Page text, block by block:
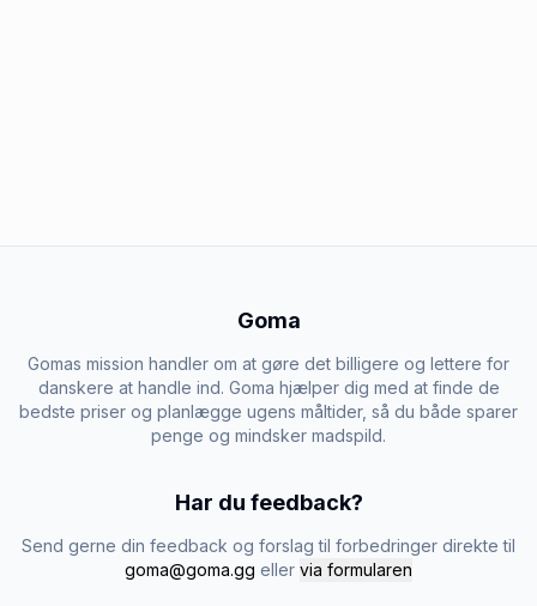
Goma
Gomas mission handler om at gøre det billigere og lettere for
danskere at handle ind. Goma hjælper dig med at finde de
bedste priser og planlægge ugens måltider, så du både sparer
penge og mindsker madspild.
Har du feedback?
Send gerne din feedback og forslag til forbedringer direkte til
goma@goma.gg eller via formularen